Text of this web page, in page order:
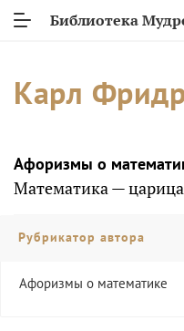
Библиотека
Карл
Афоризмы о
Математика —
Рубрикатор автора
Афоризмы о математике